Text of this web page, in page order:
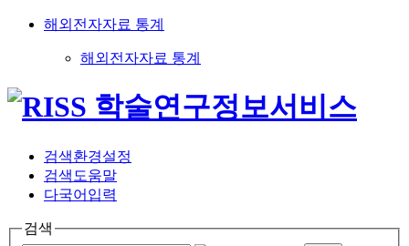
해외전자자료 통계
해외전자자료 통계
검색환경설정
검색도움말
다국어입력
검색